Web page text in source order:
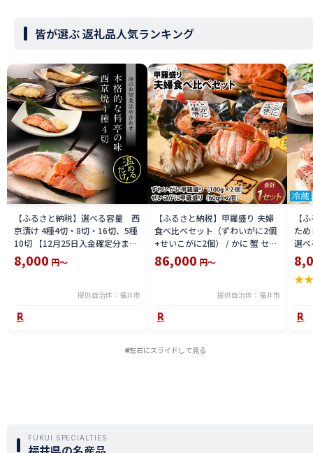
皆が選ぶ 返礼品人気ランキング
【ふるさと納税】選べる容量 西
京漬け 4種4切・8切・16切、5種
10切 【12月25日入金確定分まで
「年内発送」「年内配送」「年内
お届け」】/ レンジで温めるだけ
8,000 円～
提供自治体：福井市
【ふるさと納税】甲羅盛り 夫婦
食べ比べセット（ずわいがに2個
+せいこがに2個） / かに 蟹 セイ
コ ずわい ズワイ 内子 外子 国産
冷凍 冬 冬の味覚 珍味 グルメ 国
86,000 円～
提供自治体：福井市
【
た
選
鯖
用
テラ
★
左右にスライドして見る
FUKUI SPECIALTIES